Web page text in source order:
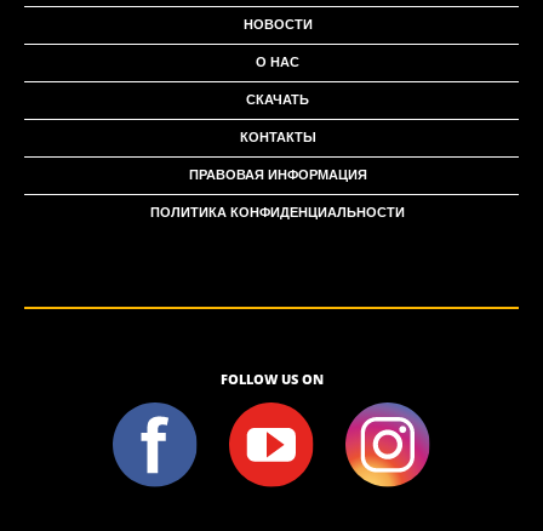
НОВОСТИ
О НАС
СКАЧАТЬ
КОНТАКТЫ
ПРАВОВАЯ ИНФОРМАЦИЯ
ПОЛИТИКА КОНФИДЕНЦИАЛЬНОСТИ
FOLLOW US ON